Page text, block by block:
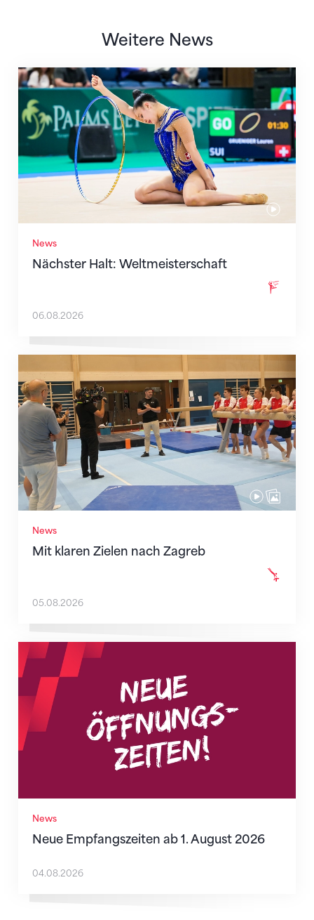
Weitere News
News
Nächster Halt: Weltmeisterschaft
Nächster Halt: Weltmeisterschaft
06.08.2026
News
Mit klaren Zielen nach Zagreb
Mit klaren Zielen nach Zagreb
05.08.2026
News
Neue Empfangszeiten ab 1. August 2026
Neue Empfangszeiten ab 1. August 2026
04.08.2026